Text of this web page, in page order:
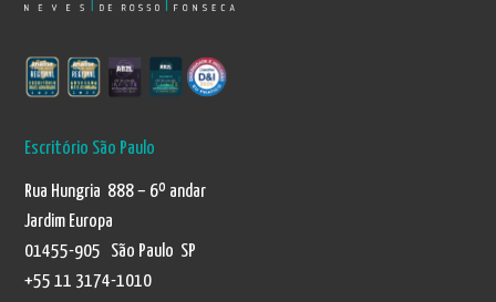
Escritório São Paulo
Rua Hungria 888 – 6º andar
Jardim Europa
01455-905 São Paulo SP
+55 11 3174-1010